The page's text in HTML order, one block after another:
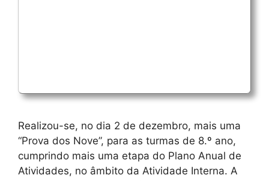
​Realizou-se, no dia 2 de dezembro, mais uma
“Prova dos Nove”, para as turmas de 8.º ano,
cumprindo mais uma etapa do Plano Anual de
Atividades, no âmbito da Atividade Interna. A